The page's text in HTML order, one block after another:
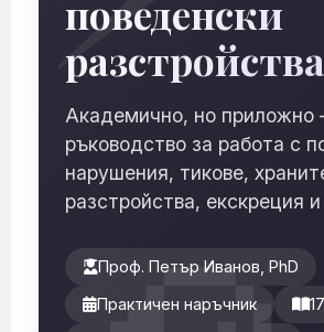
поведенски
разстройства
Академично, но приложно
ръководство за работа с
нарушения, тикове,
разстройства, екскреция
Проф. Петър Иванов, PhD
Практичен наръчник